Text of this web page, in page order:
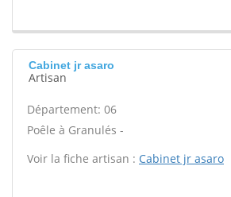
Cabinet jr asaro
Artisan
Département: 06
Poêle à Granulés -
Voir la fiche artisan : Cabinet jr asaro